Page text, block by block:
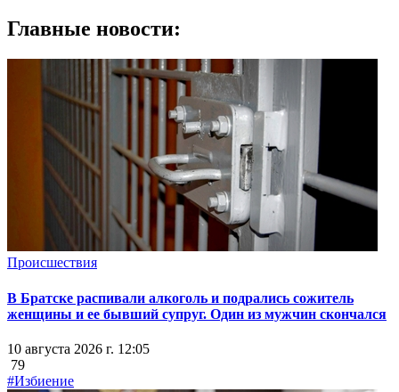
Главные новости:
Происшествия
В Братске распивали алкоголь и подрались сожитель
женщины и ее бывший супруг. Один из мужчин скончался
10 августа 2026 г. 12:05
79
#Избиение